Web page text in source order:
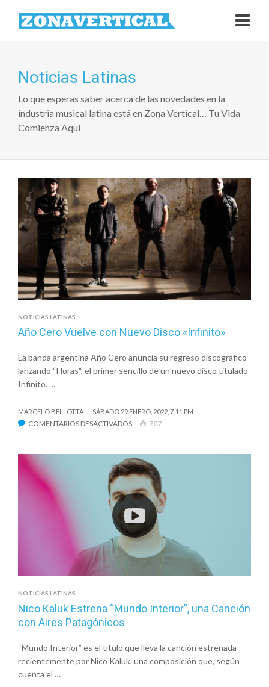
Noticias Latinas
Lo que esperas saber acerca de las novedades en la
industria musical latina está en Zona Vertical… Tu Vida
Comienza Aquí
NOTICIAS LATINAS
Año Cero Vuelve con Nuevo Disco «Infinito»
La banda argentina Año Cero anuncia su regreso discográfico
lanzando “Horas“, el primer sencillo de un nuevo disco titulado
Infinito. …
MARCELO BELLOTTA SÁBADO 29 ENERO, 2022, 7:11 PM
COMENTARIOS DESACTIVADOSEN
VUELVE
CON
NUEVO
DISCO
«INFINITO»
707
NOTICIAS LATINAS
Nico Kaluk Estrena “Mundo Interior”, una Canción
con Aires Patagónicos
“Mundo Interior” es el título que lleva la canción estrenada
recientemente por Nico Kaluk, una composición que, según
cuenta el …